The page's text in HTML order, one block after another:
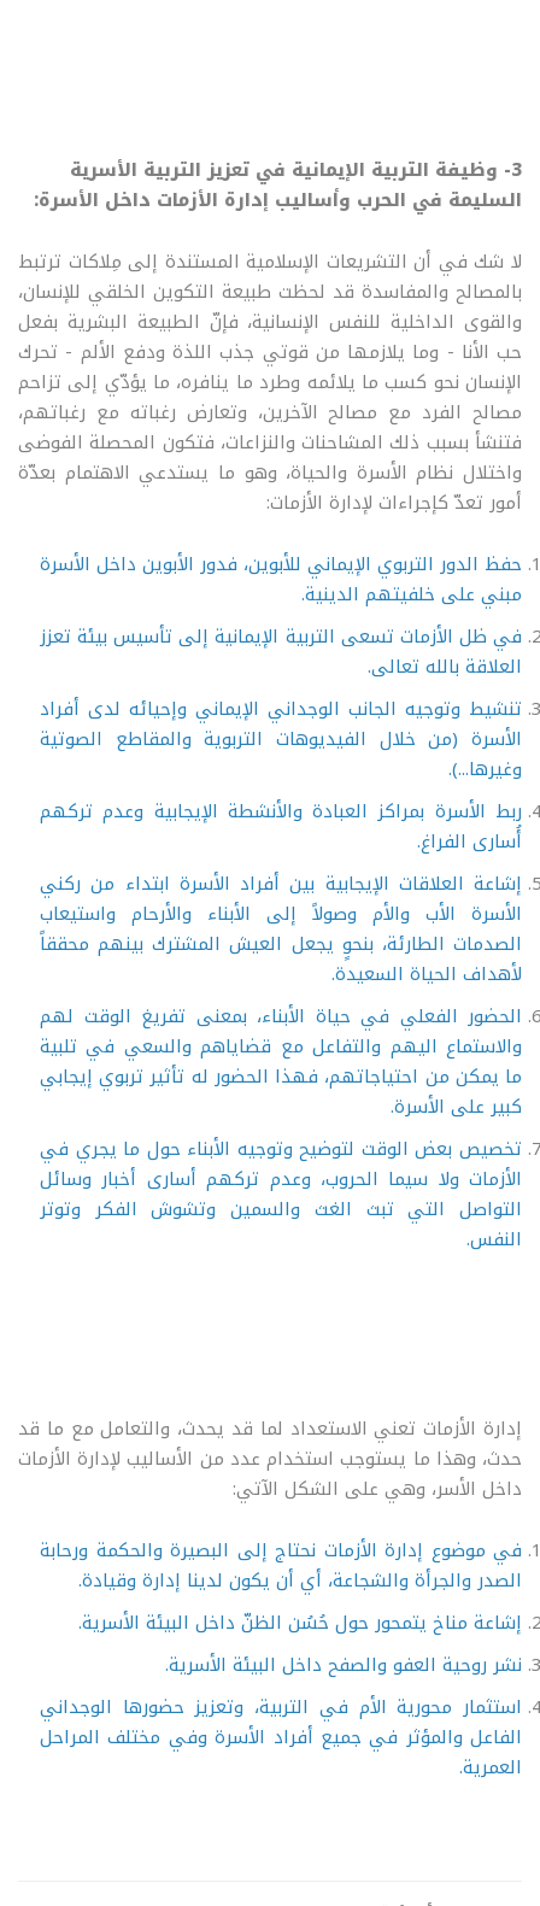
3- وظيفة التربية الإيمانية في تعزيز التربية الأسرية
السليمة في الحرب وأساليب إدارة الأزمات داخل الأسرة:
لا شك في أن التشريعات الإسلامية المستندة إلى مِلاكات ترتبط
بالمصالح والمفاسدة قد لحظت طبيعة التكوين الخلقي للإنسان،
والقوى الداخلية للنفس الإنسانية، فإنّ الطبيعة البشرية بفعل
حب الأنا - وما يلازمها من قوتي جذب اللذة ودفع الألم - تحرك
الإنسان نحو كسب ما يلائمه وطرد ما ينافره، ما يؤدّي إلى تزاحم
مصالح الفرد مع مصالح الآخرين، وتعارض رغباته مع رغباتهم،
فتنشأ بسبب ذلك المشاحنات والنزاعات، فتكون المحصلة الفوضى
واختلال نظام الأسرة والحياة، وهو ما يستدعي الاهتمام بعدّة
أمور تعدّ كإجراءات لإدارة الأزمات:
حفظ الدور التربوي الإيماني للأبوين، فدور الأبوين داخل الأسرة
مبني على خلفيتهم الدينية.
في ظل الأزمات تسعى التربية الإيمانية إلى تأسيس بيئة تعزز
العلاقة بالله تعالى.
تنشيط وتوجيه الجانب الوجداني الإيماني وإحيائه لدى أفراد
الأسرة (من خلال الفيديوهات التربوية والمقاطع الصوتية
وغيرها...).
ربط الأسرة بمراكز العبادة والأنشطة الإيجابية وعدم تركهم
أُسارى الفراغ.
إشاعة العلاقات الإيجابية بين أفراد الأسرة ابتداء من ركني
الأسرة الأب والأم وصولاً إلى الأبناء والأرحام واستيعاب
الصدمات الطارئة، بنحوٍ يجعل العيش المشترك بينهم محققاً
لأهداف الحياة السعيدة.
الحضور الفعلي في حياة الأبناء، بمعنى تفريغ الوقت لهم
والاستماع اليهم والتفاعل مع قضاياهم والسعي في تلبية
ما يمكن من احتياجاتهم، فهذا الحضور له تأثير تربوي إيجابي
كبير على الأسرة.
تخصيص بعض الوقت لتوضيح وتوجيه الأبناء حول ما يجري في
الأزمات ولا سيما الحروب، وعدم تركهم أسارى أخبار وسائل
التواصل التي تبث الغث والسمين وتشوش الفكر وتوتر
النفس.
إدارة الأزمات تعني الاستعداد لما قد يحدث، والتعامل مع ما قد
حدث، وهذا ما يستوجب استخدام عدد من الأساليب لإدارة الأزمات
داخل الأسر، وهي على الشكل الآتي:
في موضوع إدارة الأزمات نحتاج إلى البصيرة والحكمة ورحابة
الصدر والجرأة والشجاعة، أي أن يكون لدينا إدارة وقيادة.
إشاعة مناخ يتمحور حول حُسُن الظنّ داخل البيئة الأسرية.
نشر روحية العفو والصفح داخل البيئة الأسرية.
استثمار محورية الأم في التربية، وتعزيز حضورها الوجداني
الفاعل والمؤثر في جميع أفراد الأسرة وفي مختلف المراحل
العمرية.